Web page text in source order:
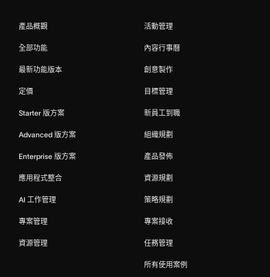
產品概觀
全部功能
最新功能版本
定價
Starter 版方案
Advanced 版方案
Enterprise 版方案
應用程式整合
AI 工作管理
專案管理
資源管理
活動管理
內容行事曆
創意製作
目標管理
新員工到職
組織規劃
產品發佈
資源規劃
策略規劃
專案接收
任務管理
所有使用案例